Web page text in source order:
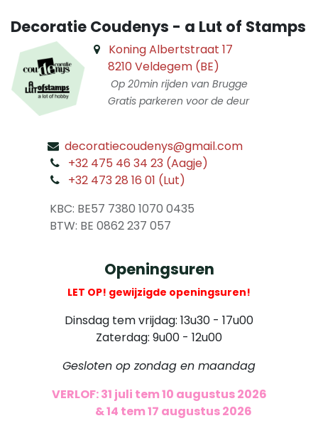
Decoratie Coudenys - a Lut of Stamps
Koning Albertstraat 17
8210 Veldegem (BE)
Op 20min rijden van Brugge
Gratis parkeren voor de deur
decoratiecoudenys@gmail.com
+32 475 46 34 23 (Aagje)
+32 473 28 16 01 (Lut)
KBC: BE57 7380 1070 0435
​ BTW: BE 0862 237 057
Openingsuren
LET OP! gewijzigde openingsuren!
Dinsdag tem vrijdag: 13u30 - 17u00
Zaterdag: 9u00 - 12u00
Gesloten op zondag en maandag
VERLOF: 31 juli tem 10 augustus 2026
& 14 tem 17 augustus 2026